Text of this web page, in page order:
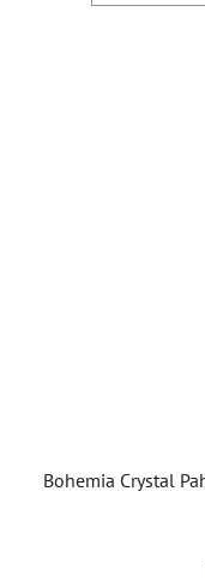
Bohemia Crystal